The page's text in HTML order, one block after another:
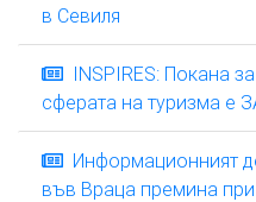
в Севиля
INSPIRES: Покана
сферата на туризма е
Информационният
във Враца премина